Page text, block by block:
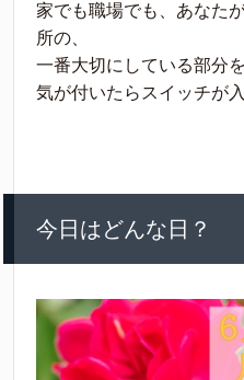
家でも職場でも、あなた
所の、
一番大切にしている部分
気が付いたらスイッチが
今日はどんな日？